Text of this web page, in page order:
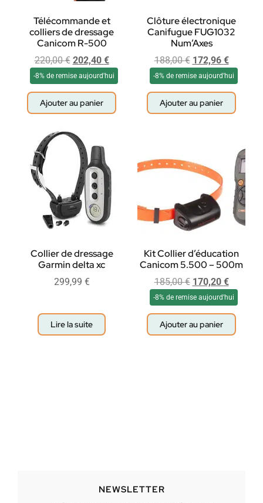
Télécommande et
colliers de dressage
Canicom R-500
220,00€ 202,40 €
-8% de remise aujourd'hui
Ajouter au panier
Clôture électronique
Canifugue FUG1032
Num’Axes
188,00€ 172,96 €
-8% de remise aujourd'hui
Ajouter au panier
Collier de dressage
Garmin delta xc
299,99 €
Lire la suite
Kit Collier d’éducation
Canicom 5.500 – 500m
185,00€ 170,20 €
-8% de remise aujourd'hui
Ajouter au panier
NEWSLETTER